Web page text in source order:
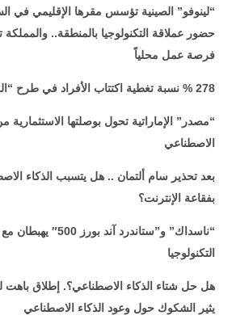
“لينوفو” الصينية تؤسس مقرها الإقليمي في
فرصة عمل محلياً
278 % نسبة تغطية اكتتاب الأفراد في طرح “الماجدية” السعودية
“مصدر” الإماراتية تحول بوصلتها الاستثمارية
الاصطناعي
بعد تحذير سام ألتمان .. هل يتسبب الذكاء
بفقاعة الإنترنت؟
“ناسداك” و”ستاندرد
التكنولوجيا
هل حل شتاء الذكاء الاصطناعي؟.
يثير الشكوك حول وعود الذكاء الاصطناعي